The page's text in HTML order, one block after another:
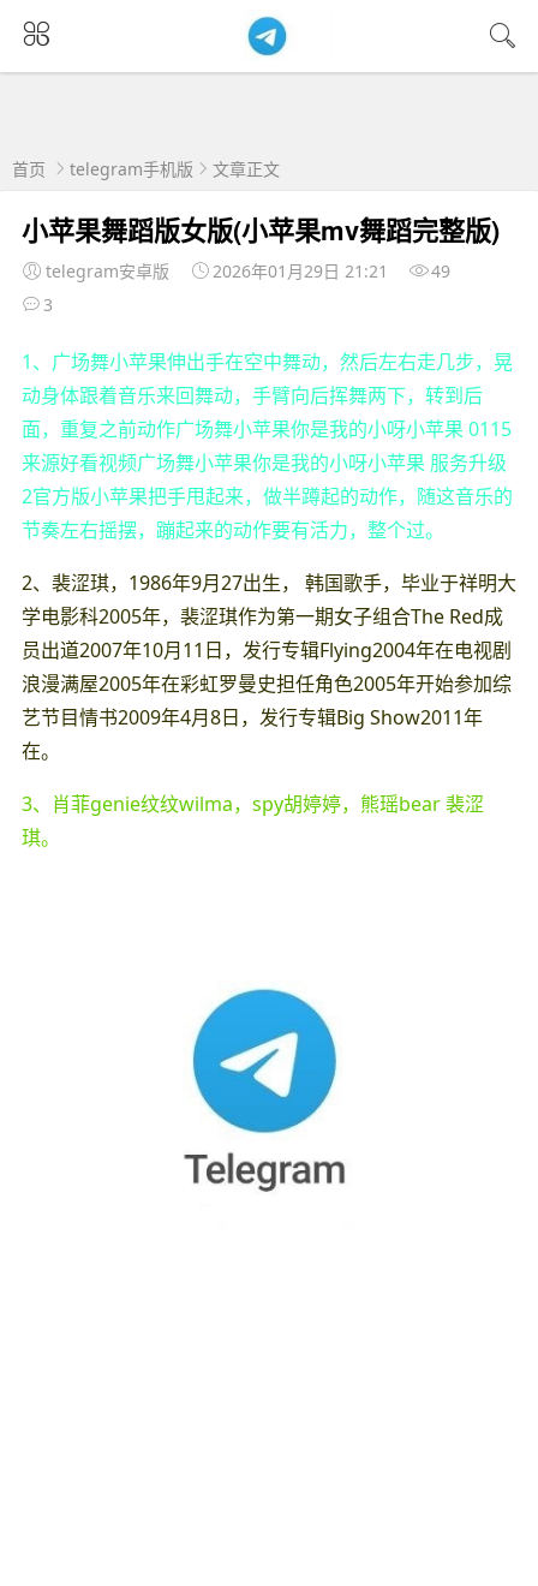
首页 telegram手机版 文章正文
小苹果舞蹈版女版(小苹果mv舞蹈完整版)
telegram安卓版 2026年01月29日 21:21
49
3
1、广场舞小苹果伸出手在空中舞动，然后左右走几步，晃
动身体跟着音乐来回舞动，手臂向后挥舞两下，转到后
面，重复之前动作广场舞小苹果你是我的小呀小苹果 0115
来源好看视频广场舞小苹果你是我的小呀小苹果 服务升级
2官方版小苹果把手甩起来，做半蹲起的动作，随这音乐的
节奏左右摇摆，蹦起来的动作要有活力，整个过。
2、裴涩琪，1986年9月27出生， 韩国歌手，毕业于祥明大
学电影科2005年，裴涩琪作为第一期女子组合The Red成
员出道2007年10月11日，发行专辑Flying2004年在电视剧
浪漫满屋2005年在彩虹罗曼史担任角色2005年开始参加综
艺节目情书2009年4月8日，发行专辑Big Show2011年
在。
3、肖菲genie纹纹wilma，spy胡婷婷，熊瑶bear 裴涩
琪。